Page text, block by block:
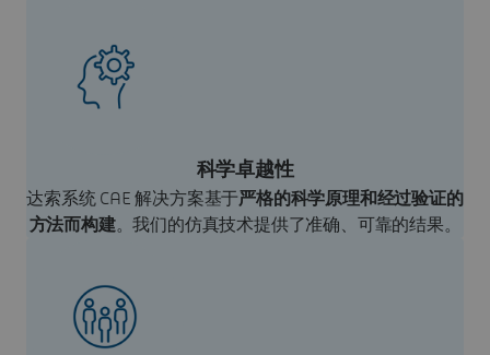
科学卓越性
达索系统 CAE 解决方案基于严格的科学原理和经过验证的
方法而构建。我们的仿真技术提供了准确、可靠的结果。